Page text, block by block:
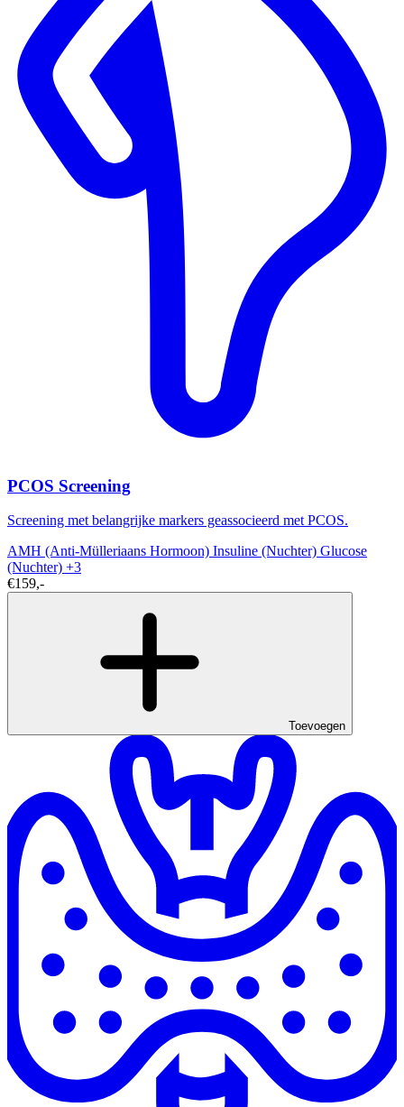
PCOS Screening
Screening met belangrijke markers geassocieerd met PCOS.
AMH (Anti-Mülleriaans Hormoon) Insuline (Nuchter) Glucose
(Nuchter) +3
€159,-
Toevoegen